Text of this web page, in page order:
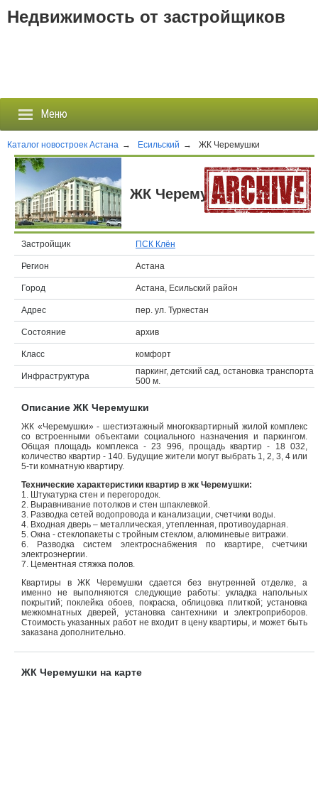
Недвижимость от застройщиков
Меню
Застройщики
Новостройки
Новости
События
Агентства
Объявления
Кабинет
Каталог новостроек Астана → Есильский → ЖК Черемушки
ЖК Черемушки
Застройщик ПCК Клён
Регион Астана
Город Астана, Есильский район
Адрес пер. ул. Туркестан
Состояние архив
Класс комфорт
Инфраструктура
паркинг, детский сад, остановка транспорта
500 м.
Описание ЖК Черемушки
ЖК «Черемушки» - шестиэтажный многоквартирный жилой комплекс
со встроенными объектами социального назначения и паркингом.
Общая площадь комплекса - 23 996, прощадь квартир - 18 032,
количество квартир - 140. Будущие жители могут выбрать 1, 2, 3, 4 или
5-ти комнатную квартиру.
Технические характеристики квартир в жк Черемушки:
1. Штукатурка стен и перегородок.
2. Выравнивание потолков и стен шпаклевкой.
3. Разводка сетей водопровода и канализации, счетчики воды.
4. Входная дверь – металлическая, утепленная, противоударная.
5. Окна - стеклопакеты с тройным стеклом, алюминевые витражи.
6. Разводка систем электроснабжения по квартире, счетчики
электроэнергии.
7. Цементная стяжка полов.
Квартиры в ЖК Черемушки сдается без внутренней отделке, а
именно не выполняются следующие работы: укладка напольных
покрытий; поклейка обоев, покраска, облицовка плиткой; установка
межкомнатных дверей, установка сантехники и электроприборов.
Стоимость указанных работ не входит в цену квартиры, и может быть
заказана дополнительно.
ЖК Черемушки на карте